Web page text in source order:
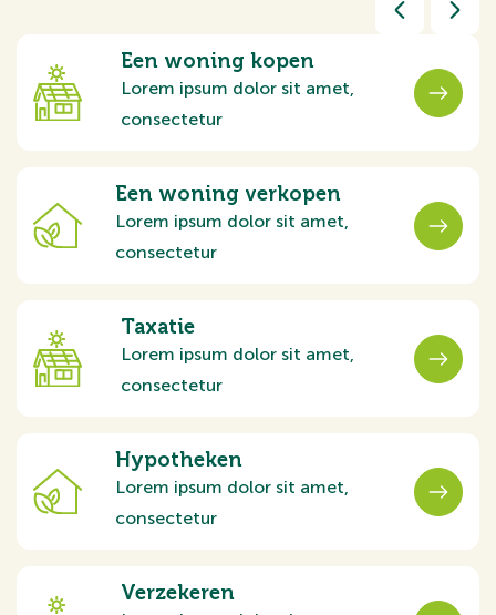
Een woning kopen
Lorem ipsum dolor sit amet,
consectetur
Een woning verkopen
Lorem ipsum dolor sit amet,
consectetur
Taxatie
Lorem ipsum dolor sit amet,
consectetur
Hypotheken
Lorem ipsum dolor sit amet,
consectetur
Verzekeren